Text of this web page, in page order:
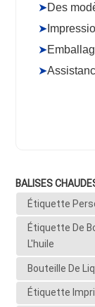
➤Des
➤
➤
➤
BALISES
Étiquette
Étiquette De
L'huile
Bouteille De
Étiquette